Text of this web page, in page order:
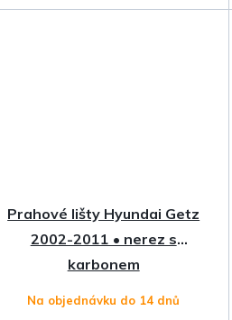
Prahové lišty Hyundai Getz
2002-2011 • nerez s
karbonem
Na objednávku do 14 dnů